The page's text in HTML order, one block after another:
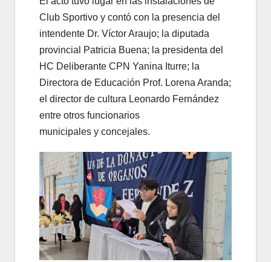
Club Sportivo y contó con la presencia del
intendente Dr. Víctor Araujo; la diputada
provincial Patricia Buena; la presidenta del
HC Deliberante CPN Yanina Iturre; la
Directora de Educación Prof. Lorena Aranda;
el director de cultura Leonardo Fernández
entre otros funcionarios
municipales y concejales.